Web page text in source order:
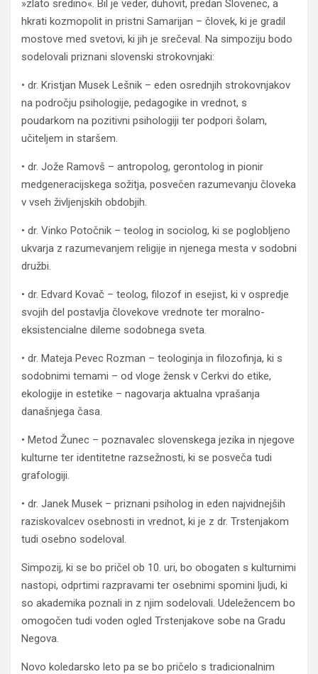
»zlato sredino«. Bil je veder, duhovit, predan Slovenec, a
hkrati kozmopolit in pristni Samarijan – človek, ki je gradil
mostove med svetovi, ki jih je srečeval. Na simpoziju bodo
sodelovali priznani slovenski strokovnjaki:
• dr. Kristjan Musek Lešnik – eden osrednjih strokovnjakov
na področju psihologije, pedagogike in vrednot, s
poudarkom na pozitivni psihologiji ter podpori šolam,
učiteljem in staršem.
• dr. Jože Ramovš – antropolog, gerontolog in pionir
medgeneracijskega sožitja, posvečen razumevanju človeka
v vseh življenjskih obdobjih.
• dr. Vinko Potočnik – teolog in sociolog, ki se poglobljeno
ukvarja z razumevanjem religije in njenega mesta v sodobni
družbi.
• dr. Edvard Kovač – teolog, filozof in esejist, ki v ospredje
svojih del postavlja človekove vrednote ter moralno-
eksistencialne dileme sodobnega sveta.
• dr. Mateja Pevec Rozman – teologinja in filozofinja, ki s
sodobnimi temami – od vloge žensk v Cerkvi do etike,
ekologije in estetike – nagovarja aktualna vprašanja
današnjega časa.
• Metod Žunec – poznavalec slovenskega jezika in njegove
kulturne ter identitetne razsežnosti, ki se posveča tudi
grafologiji.
• dr. Janek Musek – priznani psiholog in eden najvidnejših
raziskovalcev osebnosti in vrednot, ki je z dr. Trstenjakom
tudi osebno sodeloval.
Simpozij, ki se bo pričel ob 10. uri, bo obogaten s kulturnimi
nastopi, odprtimi razpravami ter osebnimi spomini ljudi, ki
so akademika poznali in z njim sodelovali. Udeležencem bo
omogočen tudi voden ogled Trstenjakove sobe na Gradu
Negova.
Novo koledarsko leto pa se bo pričelo s tradicionalnim